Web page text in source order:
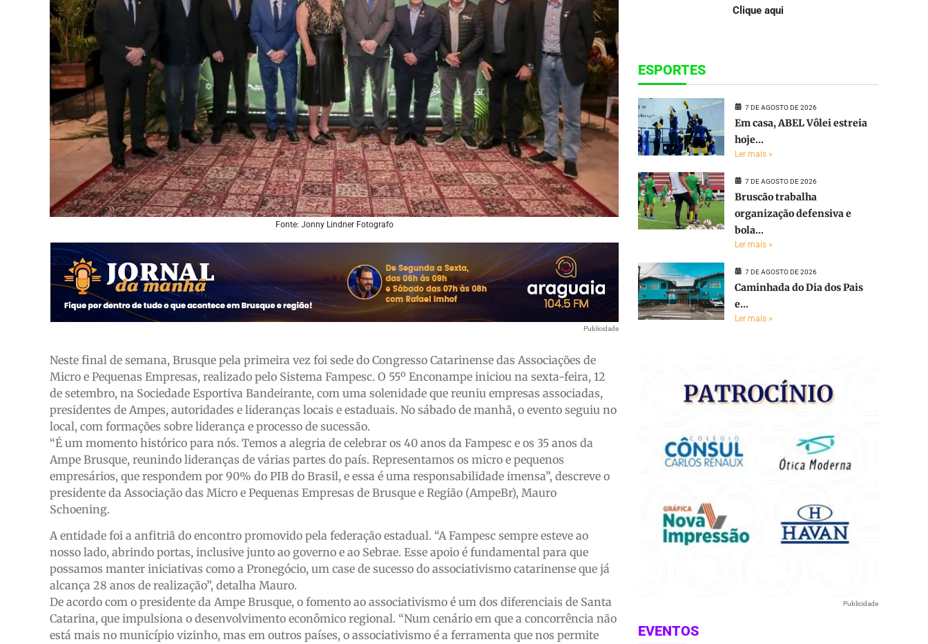
Fonte: Jonny Lindner Fotografo
Publicidade
Neste final de semana, Brusque pela primeira vez foi sede do Congresso Catarinense das Associações de
Micro e Pequenas Empresas, realizado pelo Sistema Fampesc. O 55º Enconampe iniciou na sexta-feira, 12
de setembro, na Sociedade Esportiva Bandeirante, com uma solenidade que reuniu empresas associadas,
presidentes de Ampes, autoridades e lideranças locais e estaduais. No sábado de manhã, o evento seguiu no
local, com formações sobre liderança e processo de sucessão.
“É um momento histórico para nós. Temos a alegria de celebrar os 40 anos da Fampesc e os 35 anos da
Ampe Brusque, reunindo lideranças de várias partes do país. Representamos os micro e pequenos
empresários, que respondem por 90% do PIB do Brasil, e essa é uma responsabilidade imensa”, descreve o
presidente da Associação das Micro e Pequenas Empresas de Brusque e Região (AmpeBr), Mauro
Schoening.
A entidade foi a anfitriã do encontro promovido pela federação estadual. “A Fampesc sempre esteve ao
nosso lado, abrindo portas, inclusive junto ao governo e ao Sebrae. Esse apoio é fundamental para que
possamos manter iniciativas como a Pronegócio, um case de sucesso do associativismo catarinense que já
alcança 28 anos de realização”, detalha Mauro.
De acordo com o presidente da Ampe Brusque, o fomento ao associativismo é um dos diferenciais de Santa
Catarina, que impulsiona o desenvolvimento econômico regional. “Num cenário em que a concorrência não
está mais no município vizinho, mas em outros países, o associativismo é a ferramenta que nos permite
Clique aqui
ESPORTES
7 DE AGOSTO DE 2026
Em casa, ABEL Vôlei estreia
hoje...
Ler mais »
7 DE AGOSTO DE 2026
Bruscão trabalha
organização defensiva e
bola...
Ler mais »
7 DE AGOSTO DE 2026
Caminhada do Dia dos Pais
e...
Ler mais »
Publicidade
EVENTOS